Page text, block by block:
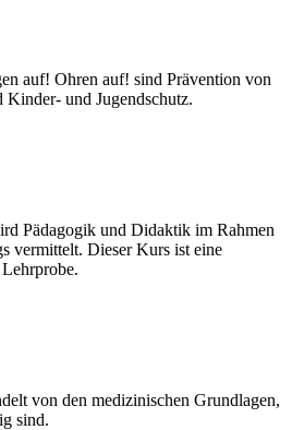
auf! Ohren auf! sind Prävention von
und Jugendschutz.
Pädagogik und Didaktik im Rahmen
vermittelt. Dieser Kurs ist eine
von den medizinischen Grundlagen,
sind.